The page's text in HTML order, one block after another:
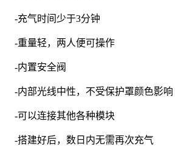
-充气时间少于3分钟
-重量轻，两人便可操作
-内置安全阀
-内部光线中性，不受保护罩颜色影响
-可以连接其他各种模块
-搭建好后，数日内无需再次充气